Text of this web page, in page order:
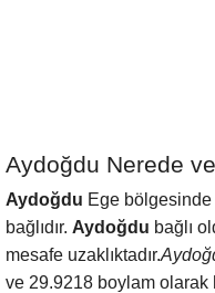
Aydoğdu Nerede
Aydoğdu Ege
bağlıdır. Aydoğdu bağlı
mesafe uzaklıktadır.
ve 29.9218 boylam olarak